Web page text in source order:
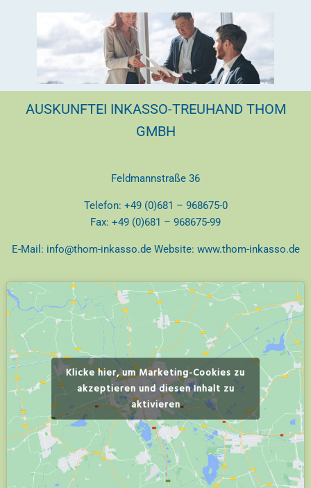
AUSKUNFTEI INKASSO-TREUHAND THOM
GMBH
Feldmannstraße 36
Telefon: +49 (0)681 – 968675-0
Fax: +49 (0)681 – 968675-99
E-Mail: info@thom-inkasso.de Website: www.thom-inkasso.de
Klicke hier, um Marketing-Cookies zu
akzeptieren und diesen Inhalt zu
aktivieren